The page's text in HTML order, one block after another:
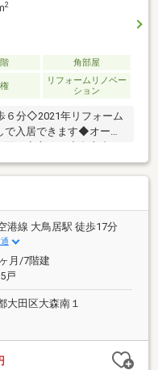
2
角部屋
リフォームリノベー
ション
６分◇2021年リフォーム
で入居できます◆オート
宅配BOX有◆収納スペー
きます◇浴室乾燥機付で
濯♪◆2口コンロが付いた
◇訪問者を確認できるTV
港線 大鳥居駅 徒歩17分
月/7階建
戸
大田区大森南１